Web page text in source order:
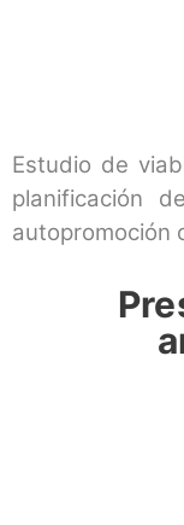
Estudio de
planificación
autopromoción